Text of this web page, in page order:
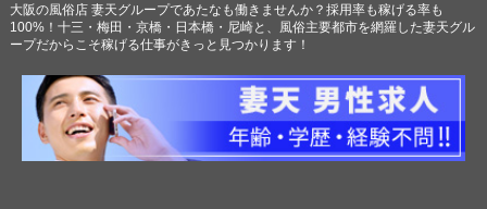
大阪の風俗店 妻天グループであたなも働きませんか？採用率も稼げる率も
100%！十三・梅田・京橋・日本橋・尼崎と、風俗主要都市を網羅した妻天グル
ープだからこそ稼げる仕事がきっと見つかります！